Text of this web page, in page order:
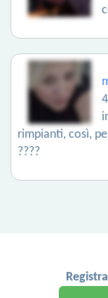
rimpianti, così,
????